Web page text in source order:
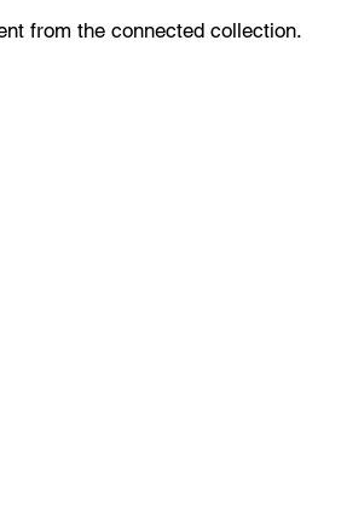
from the connected collection.